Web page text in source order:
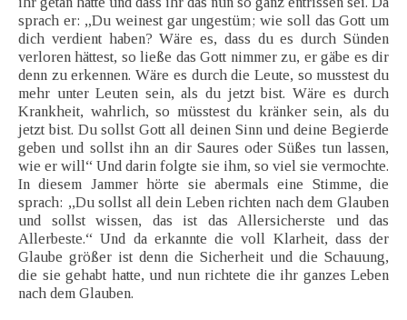
sprach er: „Du weinest gar ungestüm; wie soll das Gott um
dich verdient haben? Wäre es, dass du es durch Sünden
verloren hättest, so ließe das Gott nimmer zu, er gäbe es dir
denn zu erkennen. Wäre es durch die Leute, so musstest du
mehr unter Leuten sein, als du jetzt bist. Wäre es durch
Krankheit, wahrlich, so müsstest du kränker sein, als du
jetzt bist. Du sollst Gott all deinen Sinn und deine Begierde
geben und sollst ihn an dir Saures oder Süßes tun lassen,
wie er will“ Und darin folgte sie ihm, so viel sie vermochte.
In diesem Jammer hörte sie abermals eine Stimme, die
sprach: ,,Du sollst all dein Leben richten nach dem Glauben
und sollst wissen, das ist das Allersicherste und das
Allerbeste.“ Und da erkannte die voll Klarheit, dass der
Glaube größer ist denn die Sicherheit und die Schauung,
die sie gehabt hatte, und nun richtete die ihr ganzes Leben
nach dem Glauben.